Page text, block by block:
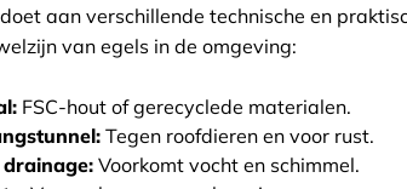
aan verschillende technische en
van egels in de omgeving:
FSC-hout of gerecyclede materialen.
Tegen roofdieren en voor rust.
Voorkomt vocht en schimmel.